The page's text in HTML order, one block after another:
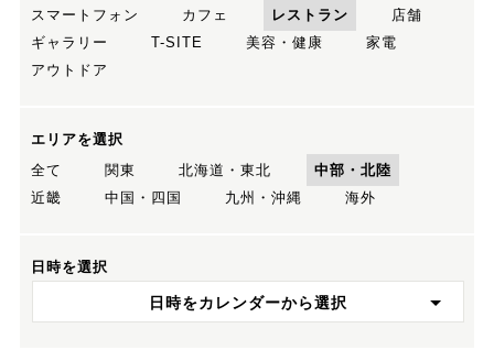
スマートフォン
カフェ レストラン
店舗
ギャラリー
T-SITE 美容・健康
家電
アウトドア
エリアを選択
全て
関東 北海道・東北
中部・北陸
近畿
中国・四国 九州・沖縄 海外
日時を選択
日時をカレンダーから選択